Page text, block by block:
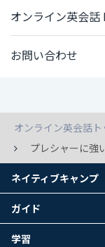
オンライン英会
お問い合わせ
オンライン英会話ト
プレシャーに強
ネイティブキャンプ
ガイド
学習